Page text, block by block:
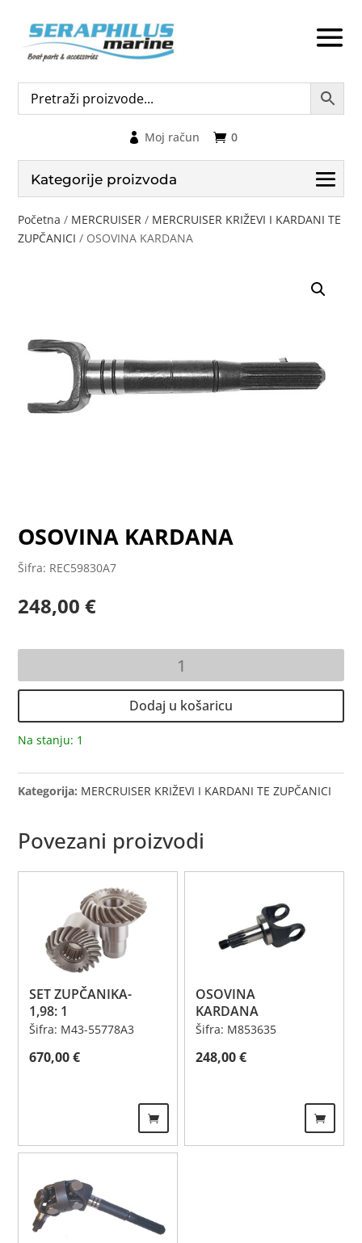
0
Moj račun
Kategorije proizvoda
Početna / MERCRUISER / MERCRUISER KRIŽEVI I KARDANI TE
ZUPČANICI / OSOVINA KARDANA
OSOVINA KARDANA
Šifra: REC59830A7
248,00€
količina
Dodaj u košaricu
Na stanju: 1
Kategorija: MERCRUISER KRIŽEVI I KARDANI TE ZUPČANICI
Povezani proizvodi
SET ZUPČANIKA-
1,98: 1
Šifra: M43-55778A3
670,00€
OSOVINA
KARDANA
Šifra: M853635
248,00€